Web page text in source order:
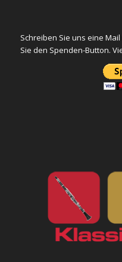
Schreiben Sie uns eine
Sie den Spenden-Button.